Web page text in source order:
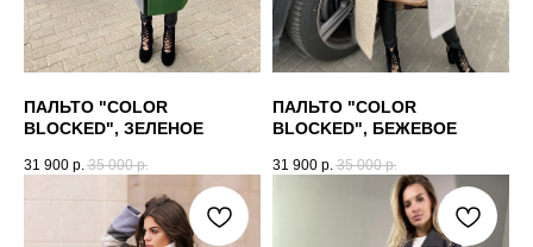
ПАЛЬТО "COLOR
BLOCKED", ЗЕЛЕНОЕ
31 900 р. 35 000 р.
ПАЛЬТО "COLOR
BLOCKED", БЕЖЕВОЕ
31 900 р. 35 000 р.